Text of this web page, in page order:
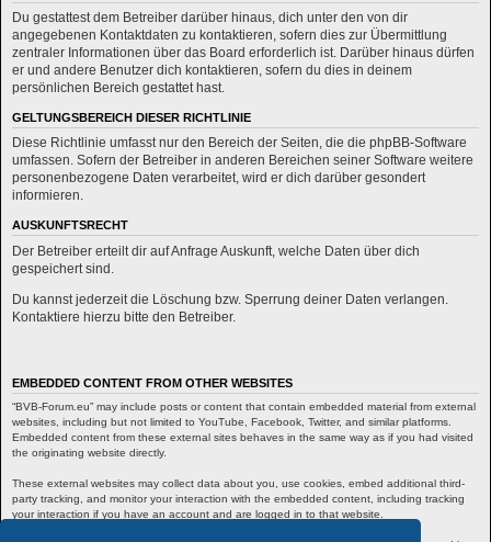
Du gestattest dem Betreiber darüber hinaus, dich unter den von dir
angegebenen Kontaktdaten zu kontaktieren, sofern dies zur Übermittlung
zentraler Informationen über das Board erforderlich ist. Darüber hinaus dürfen
er und andere Benutzer dich kontaktieren, sofern du dies in deinem
persönlichen Bereich gestattet hast.
GELTUNGSBEREICH DIESER RICHTLINIE
Diese Richtlinie umfasst nur den Bereich der Seiten, die die phpBB-Software
umfassen. Sofern der Betreiber in anderen Bereichen seiner Software weitere
personenbezogene Daten verarbeitet, wird er dich darüber gesondert
informieren.
AUSKUNFTSRECHT
Der Betreiber erteilt dir auf Anfrage Auskunft, welche Daten über dich
gespeichert sind.
Du kannst jederzeit die Löschung bzw. Sperrung deiner Daten verlangen.
Kontaktiere hierzu bitte den Betreiber.
EMBEDDED CONTENT FROM OTHER WEBSITES
“BVB-Forum.eu” may include posts or content that contain embedded material from external
websites, including but not limited to YouTube, Facebook, Twitter, and similar platforms.
Embedded content from these external sites behaves in the same way as if you had visited
the originating website directly.
These external websites may collect data about you, use cookies, embed additional third-
party tracking, and monitor your interaction with the embedded content, including tracking
your interaction if you have an account and are logged in to that website.